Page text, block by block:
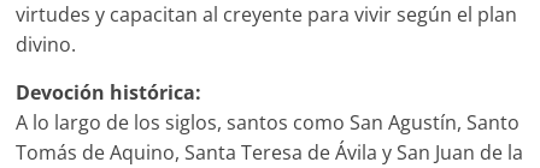
virtudes y capacitan al creyente para vivir según el plan
divino.
Devoción histórica:
A lo largo de los siglos, santos como San Agustín, Santo
Tomás de Aquino, Santa Teresa de Ávila y San Juan de la